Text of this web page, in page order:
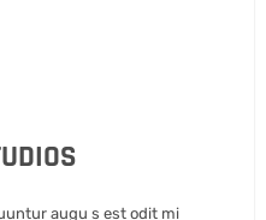
augu s est odit mi